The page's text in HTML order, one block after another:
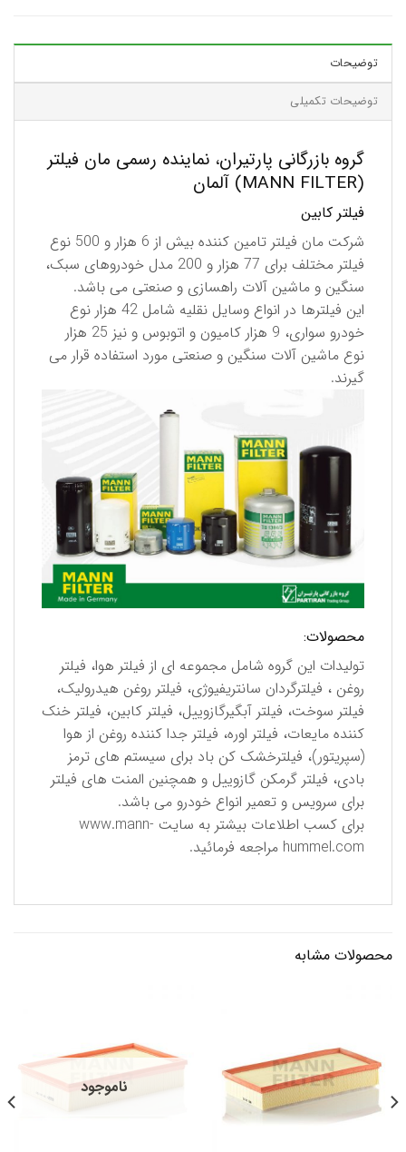
توضیحات
توضیحات تکمیلی
گروه بازرگانی پارتیران، نماینده رسمی مان فیلتر
(MANN FILTER) آلمان
فیلتر کابین
شركت مان فیلتر تامین كننده بیش از 6 هزار و 500 نوع
فیلتر مختلف برای 77 هزار و 200 مدل خودروهای سبک،
سنگین و ماشین آلات راهسازی و صنعتی می باشد.
این فیلترها در انواع وسایل نقلیه شامل 42 هزار نوع
خودرو سواری، 9 هزار كامیون و اتوبوس و نیز 25 هزار
نوع ماشین آلات سنگین و صنعتی مورد استفاده قرار می
گیرند.
محصولات:
تولیدات این گروه شامل مجموعه ای از فیلتر هوا، فیلتر
روغن ، فیلترگردان سانتریفیوژی، فیلتر روغن هیدرولیک،
فیلتر سوخت، فیلتر آبگیرگازوییل، فیلتر کابین، فیلتر خنک
کننده مایعات، فیلتر اوره، فیلتر جدا کننده روغن از هوا
(سپریتور)، فیلترخشک کن باد برای سیستم های ترمز
بادی، فیلتر گرمکن گازوییل و همچنین المنت های فیلتر
برای سرویس و تعمیر انواع خودرو می باشد.
برای كسب اطلاعات بیشتر به سایت www.mann-
hummel.com مراجعه فرمائید.
محصولات مشابه
ناموجود